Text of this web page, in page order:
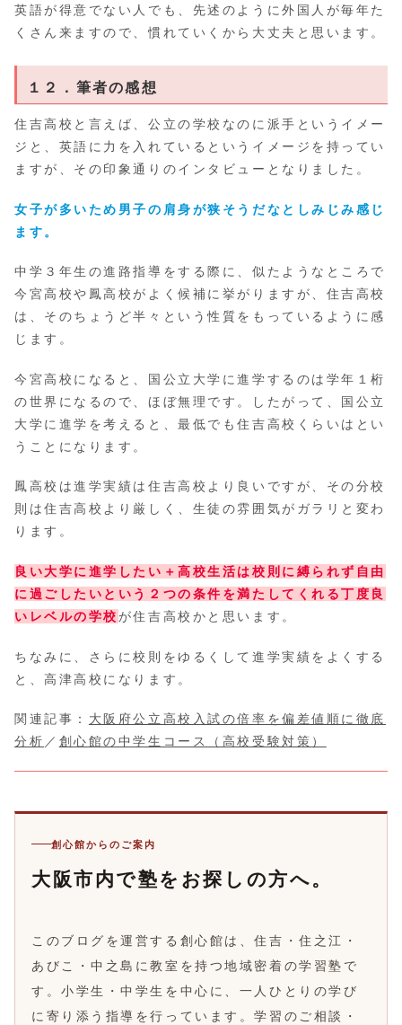
英語が得意でない人でも、先述のように外国人が毎年た
くさん来ますので、慣れていくから大丈夫と思います。
１２．筆者の感想
住吉高校と言えば、公立の学校なのに派手というイメー
ジと、英語に力を入れているというイメージを持ってい
ますが、その印象通りのインタビューとなりました。
女子が多いため男子の肩身が狭そうだなとしみじみ感じ
ます。
中学３年生の進路指導をする際に、似たようなところで
今宮高校や鳳高校がよく候補に挙がりますが、住吉高校
は、そのちょうど半々という性質をもっているように感
じます。
今宮高校になると、国公立大学に進学するのは学年１桁
の世界になるので、ほぼ無理です。したがって、国公立
大学に進学を考えると、最低でも住吉高校くらいはとい
うことになります。
鳳高校は進学実績は住吉高校より良いですが、その分校
則は住吉高校より厳しく、生徒の雰囲気がガラリと変わ
ります。
良い大学に進学したい＋高校生活は校則に縛られず自由
に過ごしたいという２つの条件を満たしてくれる丁度良
いレベルの学校 が住吉高校かと思います。
ちなみに、さらに校則をゆるくして進学実績をよくする
と、高津高校になります。
関連記事： 大阪府公立高校入試の倍率を偏差値順に徹底
分析 ／ 創心館の中学生コース（高校受験対策）
創心館からのご案内
大阪市内で塾をお探しの方へ。
このブログを運営する創心館は、住吉・住之江・
あびこ・中之島に教室を持つ地域密着の学習塾で
す。小学生・中学生を中心に、一人ひとりの学び
に寄り添う指導を行っています。学習のご相談・